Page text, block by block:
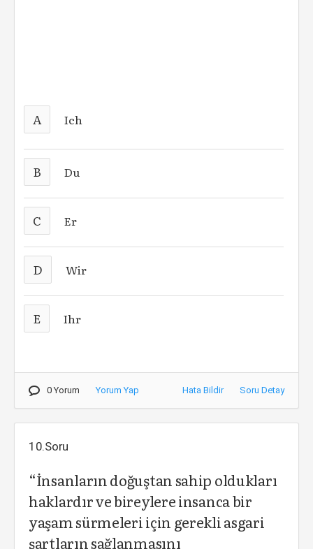
A Ich
B Du
C Er
D Wir
E Ihr
0 Yorum Yorum Yap Hata Bildir Soru Detay
10.Soru
“İnsanların doğuştan sahip oldukları
haklardır ve bireylere insanca bir
yaşam sürmeleri için gerekli asgari
şartların sağlanmasını